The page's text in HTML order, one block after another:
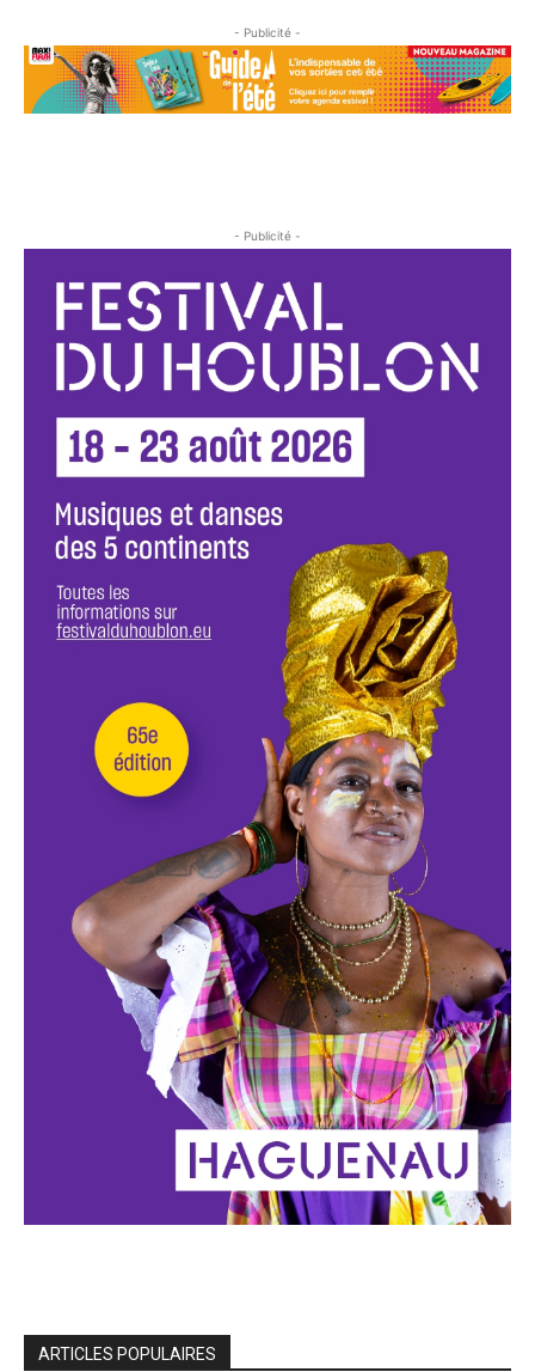
- Publicité -
- Publicité -
ARTICLES POPULAIRES